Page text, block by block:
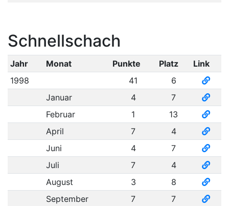
Schnellschach
Jahr Monat Punkte Platz
Link
1998
41
6
Januar
4
7
Februar
1
13
April
7
4
Juni
4
7
Juli
7
4
August
3
8
September
7
7